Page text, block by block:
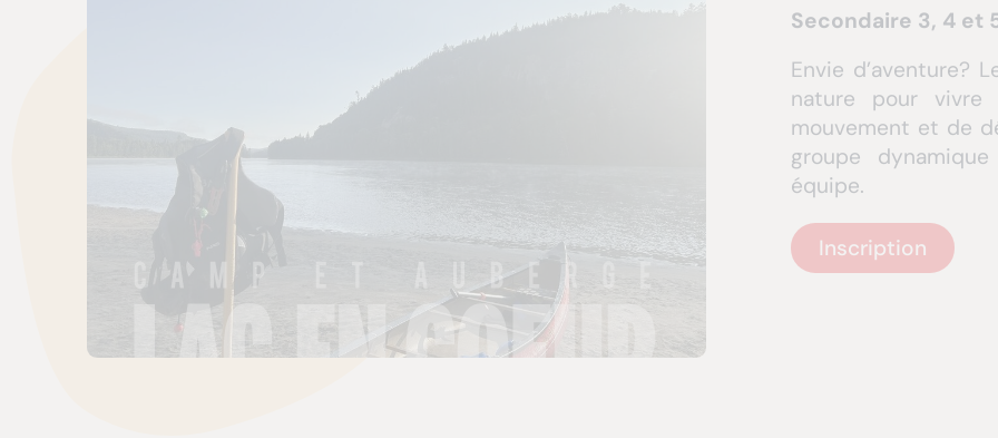
Secondaire 3, 4 et
Envie d’aventure?
nature pour vivre
mouvement et de
groupe
équipe.
Inscription